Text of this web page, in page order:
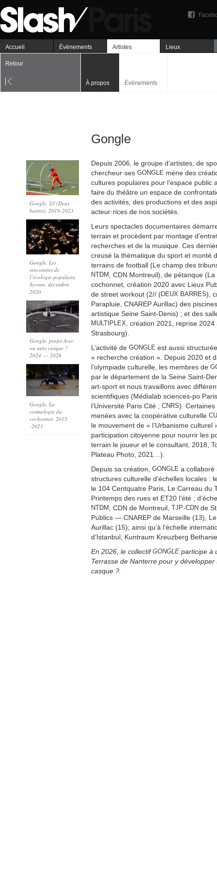
Accueil Événements Artistes Lieux
Retour
À propos Événements
Gongle
Gongle, 2// (Deux
barres), 2019-2023
Gongle, Les
rencontres de
l’écologie populaire,
Sevran, décembre
2020
Gongle, projet Avec
ou sans casque ?
2024 — 2026
Gongle, La
cosmologie du
cochonnet, 2015
-2021
Depuis 2006, le groupe d’artistes, de
chercheur·ses GONGLE mène des
cultures populaires pour l’espace public
faire du théâtre un espace de
des activités, des productions et des
acteur·rices de nos sociétés.
Leurs spectacles documentaires
terrain et procèdent par montage
recherches et de la musique. Ces
creusé la thématique du sport et monté
terrains de football (Le champ des
NTDM
, CDN Montreuil), de pétanque
cochonnet, création 2020 avec Lieux
de street workout (2// (DEUX BARRES),
Parapluie, CNAREP Aurillac) des
artistique Seine Saint-Denis) ; et des
MULTIPLEX , création 2021, reprise
Strasbourg).
L’activité de GONGLE est aussi
« recherche création ». Depuis 2020 et
l’olympiade culturelle, les membres de
par le département de la Seine Saint-
art-sport et nous travaillons avec
scientifiques (Médialab sciences-po
l’Université Paris Cité ; CNRS).
menées avec la coopérative culturelle
le mouvement de « l’Urbanisme culturel
participation citoyenne pour nourrir les
terrain le joueur et le consultant, 2018,
Plateau Photo, 2021…).
Depuis sa création, GONGLE a collaboré
structures culturelle d’échelles locales :
le 104 Centquatre Paris, Le Carreau du
Printemps des rues et ET20 l’été ;
NTDM , CDN de Montreuil, TJP-CDN de
Publics — CNAREP de Marseille (13),
Aurillac (15); ainsi qu’à l’échelle
d’Istanbul, Kuntraum Kreuzberg
En 2026, le collectif GONGLE participe à
Terrasse de Nanterre pour y
casque ?.